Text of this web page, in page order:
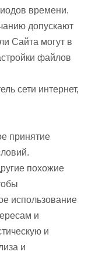
времени.
допускают
Сайта могут в
файлов
сети интернет,
принятие
похожие
использование
и
и
и